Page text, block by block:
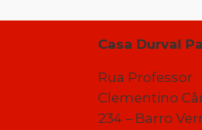
Casa Durval
Rua Professor
Clementino
234 – Barro